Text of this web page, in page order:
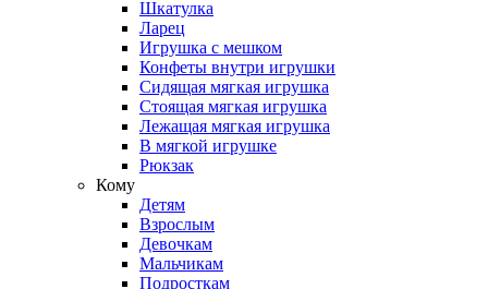
Шкатулка
Ларец
Игрушка с мешком
Конфеты внутри игрушки
Сидящая мягкая игрушка
Стоящая мягкая игрушка
Лежащая мягкая игрушка
В мягкой игрушке
Рюкзак
Кому
Детям
Взрослым
Девочкам
Мальчикам
Подросткам